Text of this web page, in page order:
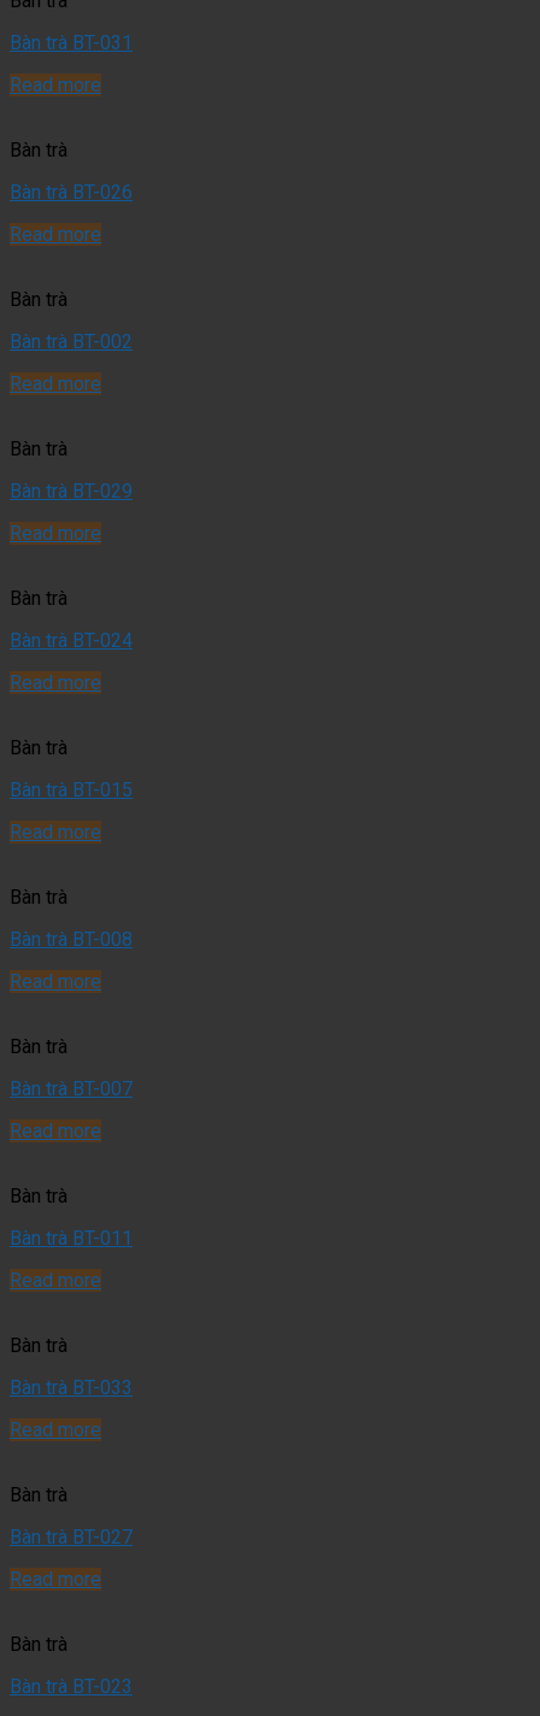
Bàn trà BT-031
Read more
Bàn trà
Bàn trà BT-026
Read more
Bàn trà
Bàn trà BT-002
Read more
Bàn trà
Bàn trà BT-029
Read more
Bàn trà
Bàn trà BT-024
Read more
Bàn trà
Bàn trà BT-015
Read more
Bàn trà
Bàn trà BT-008
Read more
Bàn trà
Bàn trà BT-007
Read more
Bàn trà
Bàn trà BT-011
Read more
Bàn trà
Bàn trà BT-033
Read more
Bàn trà
Bàn trà BT-027
Read more
Bàn trà
Bàn trà BT-023